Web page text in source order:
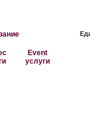
Event
услуги